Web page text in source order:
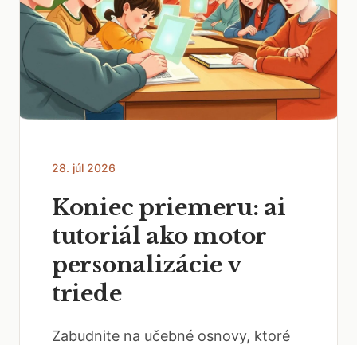
28. júl 2026
Koniec priemeru: ai
tutoriál ako motor
personalizácie v
triede
Zabudnite na učebné osnovy, ktoré